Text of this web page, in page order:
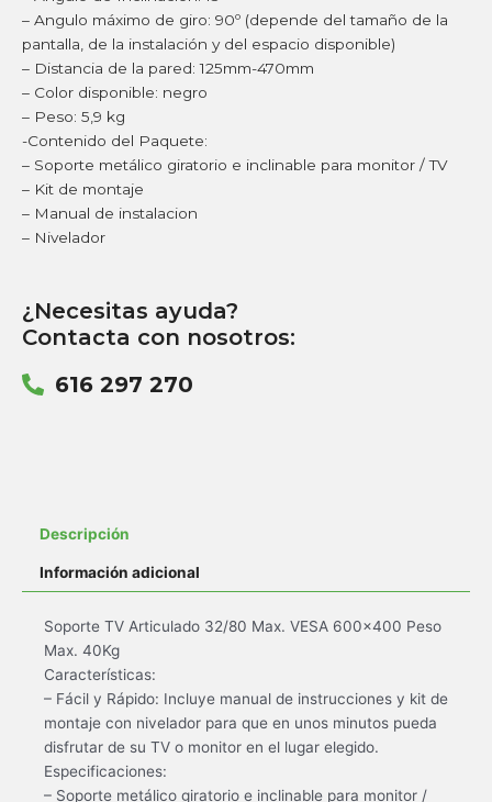
– Angulo máximo de giro: 90º (depende del tamaño de la
pantalla, de la instalación y del espacio disponible)
– Distancia de la pared: 125mm-470mm
– Color disponible: negro
– Peso: 5,9 kg
-Contenido del Paquete:
– Soporte metálico giratorio e inclinable para monitor / TV
– Kit de montaje
– Manual de instalacion
– Nivelador
¿Necesitas ayuda?
Contacta con nosotros:
616 297 270
Descripción
Información adicional
Soporte TV Articulado 32/80 Max. VESA 600×400 Peso
Max. 40Kg
Características:
– Fácil y Rápido: Incluye manual de instrucciones y kit de
montaje con nivelador para que en unos minutos pueda
disfrutar de su TV o monitor en el lugar elegido.
Especificaciones:
– Soporte metálico giratorio e inclinable para monitor /